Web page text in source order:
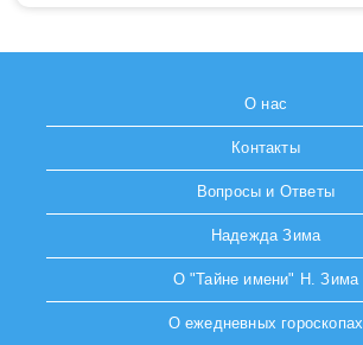
О нас
Контакты
Вопросы и Ответы
Надежда Зима
О "Тайне имени" Н. Зима
О ежедневных гороскопах